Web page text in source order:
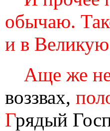
обычаю.
и в
Аще же
воззвах,
Грядый